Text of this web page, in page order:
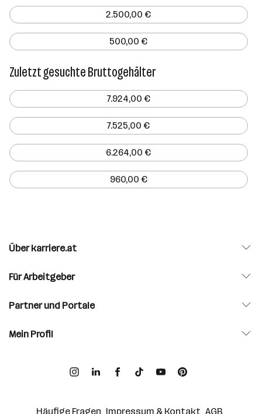
2.500,00 €
500,00 €
Zuletzt gesuchte Bruttogehälter
7.924,00 €
7.525,00 €
6.264,00 €
960,00 €
Über karriere.at
Für Arbeitgeber
Partner und Portale
Mein Profil
Häufige Fragen Impressum & Kontakt AGB